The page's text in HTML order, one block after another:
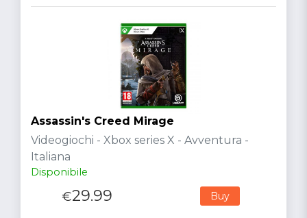
Assassin's Creed Mirage
Videogiochi - Xbox series X - Avventura -
Italiana
Disponibile
€29.99 Buy